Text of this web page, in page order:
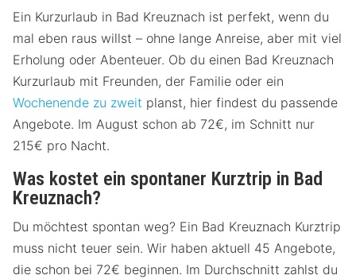
Ein Kurzurlaub in Bad Kreuznach ist perfekt, wenn du
mal eben raus willst – ohne lange Anreise, aber mit viel
Erholung oder Abenteuer. Ob du einen Bad Kreuznach
Kurzurlaub mit Freunden, der Familie oder ein
Wochenende zu zweit planst, hier findest du passende
Angebote. Im August schon ab 72€, im Schnitt nur
215€ pro Nacht.
Was kostet ein spontaner Kurztrip in Bad
Kreuznach?
Du möchtest spontan weg? Ein Bad Kreuznach Kurztrip
muss nicht teuer sein. Wir haben aktuell 45 Angebote,
die schon bei 72€ beginnen. Im Durchschnitt zahlst du